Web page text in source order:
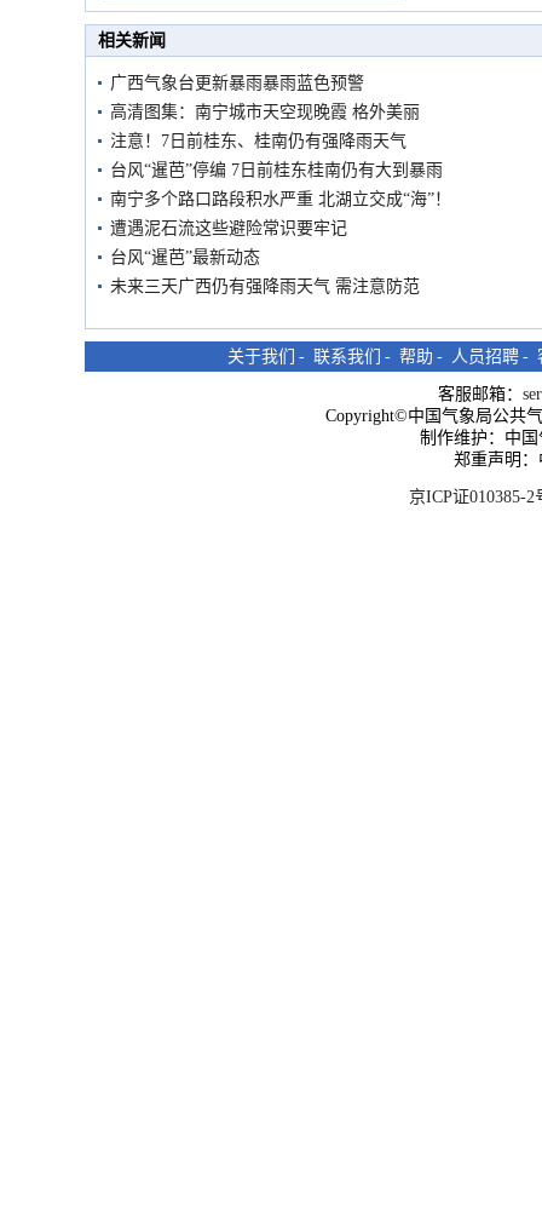
市民在堤岸见证汛况
相关新闻
广西气象台更新暴雨暴雨蓝色预警
高清图集：南宁城市天空现晚霞 格外美丽
注意！7日前桂东、桂南仍有强降雨天气
台风“暹芭”停编 7日前桂东桂南仍有大到暴雨
南宁多个路口路段积水严重 北湖立交成“海”！
遭遇泥石流这些避险常识要牢记
台风“暹芭”最新动态
未来三天广西仍有强降雨天气 需注意防范
关于我们 - 联系我们 - 帮助 - 人员招聘 -
客服邮箱：
Copyright©中国气象局公共
制作维护：中
郑重声明
京ICP证010385-2